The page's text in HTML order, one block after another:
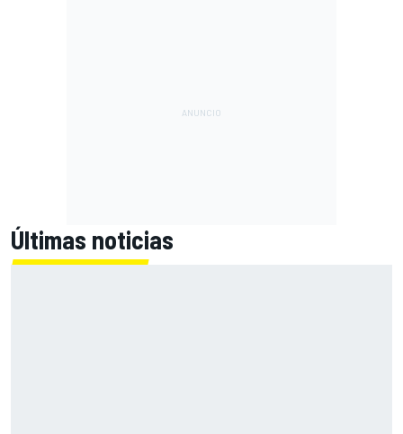
Últimas noticias